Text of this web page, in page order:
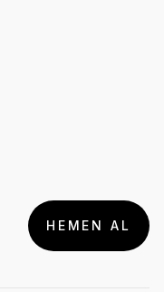
HEMEN AL